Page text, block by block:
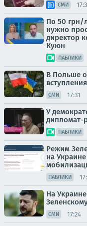
СМИ
По 50 грн/
нужно
директор
Куюн
ПАБЛИКИ
В Польше
СМИ 17:31
У
дипломат-
ПАБЛИКИ
Режим
на
ПАБЛИКИ
На
СМИ 17:24